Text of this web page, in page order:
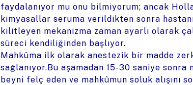
faydalanıyor mu onu bilmiyorum; ancak
kimyasallar seruma verildikten sonra
kilitleyen mekanizma zaman ayarlı olarak
süreci kendiliğinden başlıyor.
Mahkûma ilk olarak anestezik bir madde
sağlanıyor.Bu aşamadan 15-30 saniye
beyni felç eden ve mahkûmun soluk alışını